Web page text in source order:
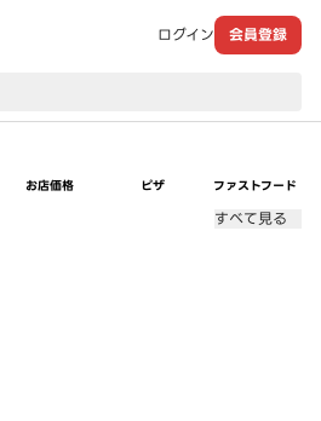
ログイン 会員登録
お店価格 ピザ ファストフード
すべて見る